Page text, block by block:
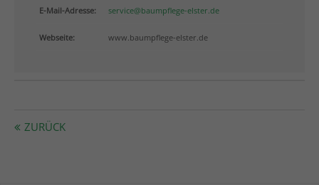
parturient montes, nascetur ridiculus mus. Donec
E-Mail-Adresse: service@baumpflege-elster.de
Webseite: www.baumpflege-elster.de
ZURÜCK